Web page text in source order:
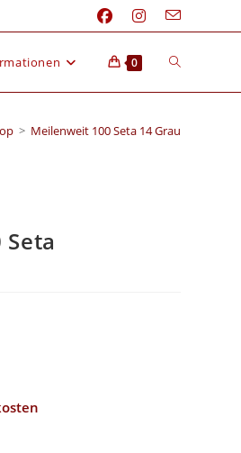
0
> Meilenweit 100 Seta 14 Grau